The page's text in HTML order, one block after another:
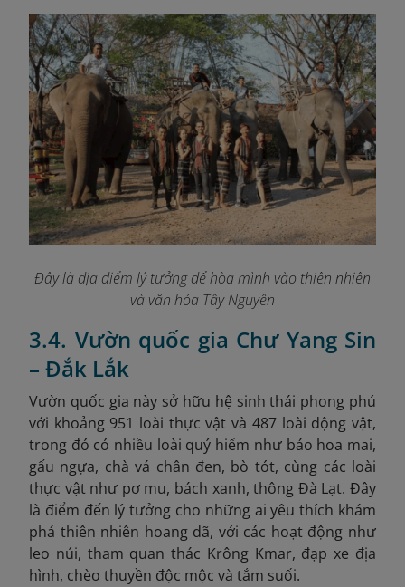
Đây là địa điểm lý tưởng để hòa mình vào thiên nhiên
và văn hóa Tây Nguyên
3.4. Vườn quốc gia Chư Yang Sin
– Đắk Lắk
Vườn quốc gia này sở hữu hệ sinh thái phong phú
với khoảng 951 loài thực vật và 487 loài động vật,
trong đó có nhiều loài quý hiếm như báo hoa mai,
gấu ngựa, chà vá chân đen, bò tót, cùng các loài
thực vật như pơ mu, bách xanh, thông Đà Lạt. Đây
là điểm đến lý tưởng cho những ai yêu thích khám
phá thiên nhiên hoang dã, với các hoạt động như
leo núi, tham quan thác Krông Kmar, đạp xe địa
hình, chèo thuyền độc mộc và tắm suối.